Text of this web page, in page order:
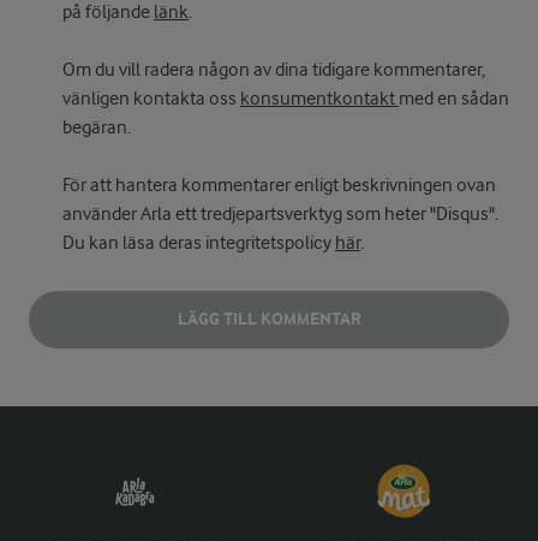
på följande länk.
Om du vill radera någon av dina tidigare kommentarer,
vänligen kontakta oss konsumentkontakt med en sådan
begäran.
För att hantera kommentarer enligt beskrivningen ovan
använder Arla ett tredjepartsverktyg som heter "Disqus".
Du kan läsa deras integritetspolicy här.
LÄGG TILL KOMMENTAR